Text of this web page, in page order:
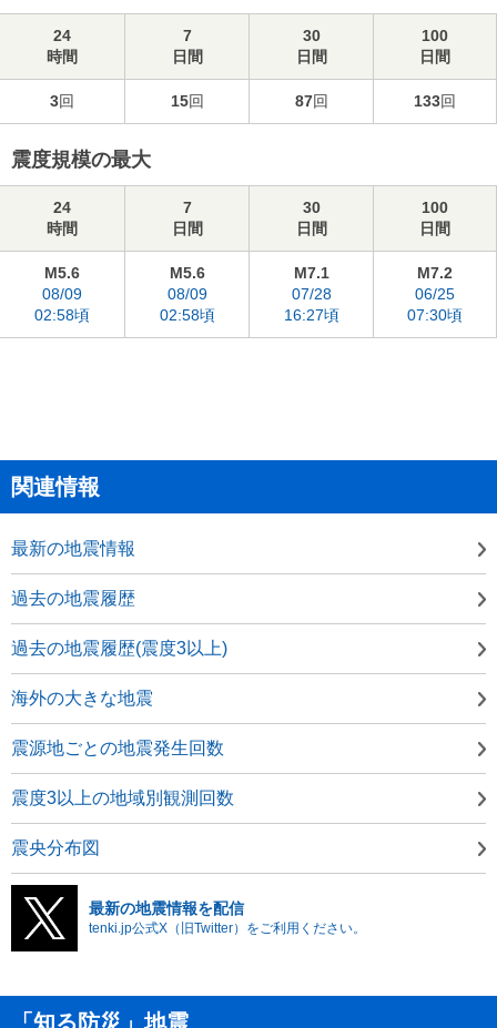
24
時間
7
日間
30
日間
100
日間
3回 15回 87回 133回
震度規模の最大
24
時間
7
日間
30
日間
100
日間
M5.6
08/09
02:58頃
M5.6
08/09
02:58頃
M7.1
07/28
16:27頃
M7.2
06/25
07:30頃
関連情報
最新の地震情報
過去の地震履歴
過去の地震履歴(震度3以上)
海外の大きな地震
震源地ごとの地震発生回数
震度3以上の地域別観測回数
震央分布図
最新の地震情報を配信
tenki.jp公式X（旧Twitter）をご利用ください。
「知る防災」地震